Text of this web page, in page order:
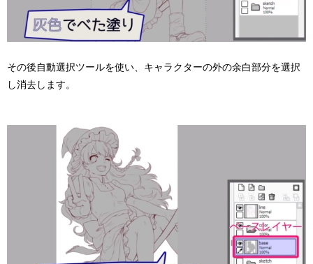
その後自動選択ツールを使い、キャラクターの外の余白部分を選択
し消去します。